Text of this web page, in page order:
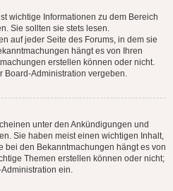
wichtige Informationen zu dem Bereich
Sie sollten sie stets lesen.
auf jeder Seite des Forums, in dem sie
hängt es von Ihren
erstellen können oder nicht.
Board-Administration vergeben.
unter den Ankündigungen und
Sie haben meist einen wichtigen Inhalt,
bei den Bekanntmachungen hängt es von
Themen erstellen können oder nicht;
ein.